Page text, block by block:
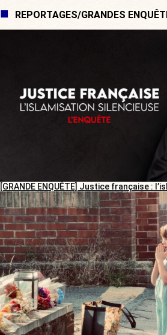
REPORTAGES/GRANDES
[GRANDE ENQUÊTE] Justice française :